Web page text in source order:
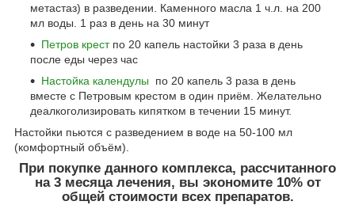
метастаз) в разведении. Каменного масла 1 ч.л. на 200
мл воды. 1 раз в день на 30 минут
Петров крестпо 20 капель настойки 3 раза в день
после еды через час
Настойка календулы по 20 капель 3 раза в день
вместе с Петровым крестом в один приём. Желательно
деалкоголизировать кипятком в течении 15 минут.
Настойки пьются с разведением в воде на 50-100 мл
(комфортный объём).
При покупке данного комплекса, рассчитанного
на 3 месяца лечения, вы экономите 10% от
общей стоимости всех препаратов.